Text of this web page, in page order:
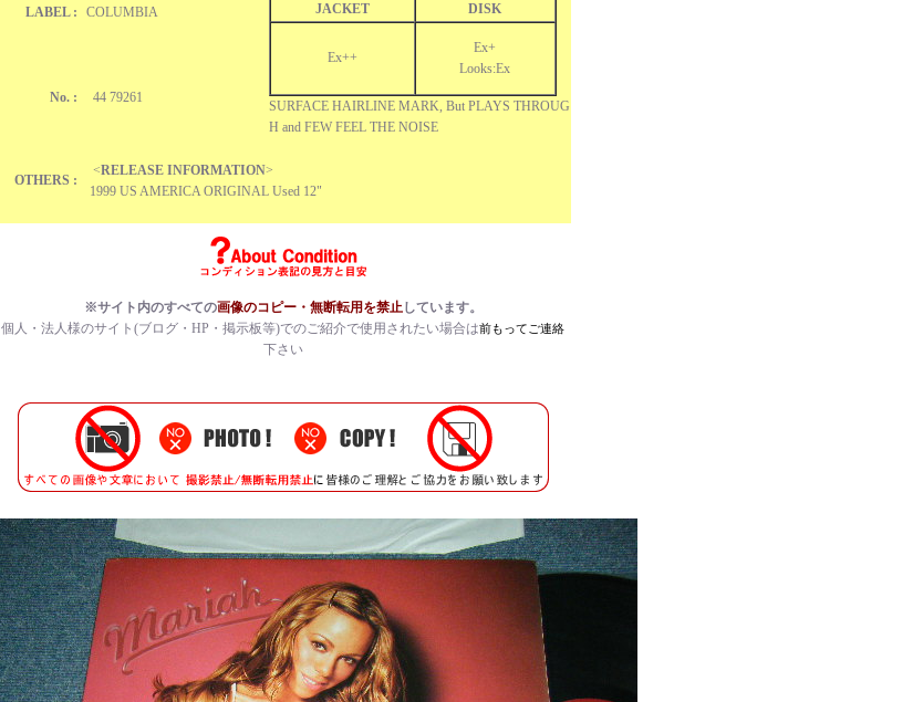
LABEL : COLUMBIA
JACKET
DISK
Ex++
Ex+
Looks:Ex
SURFACE HAIRLINE MARK, But PLAYS THROUG
H and FEW FEEL THE NOISE
No. : 44 79261
OTHERS :
<RELEASE INFORMATION>
1999 US AMERICA ORIGINAL Used 12"
※サイト内のすべての画像のコピー・無断転用を禁止しています。
個人・法人様のサイト(ブログ・HP・掲示板等)でのご紹介で使用されたい場合は前もってご連絡
下さい